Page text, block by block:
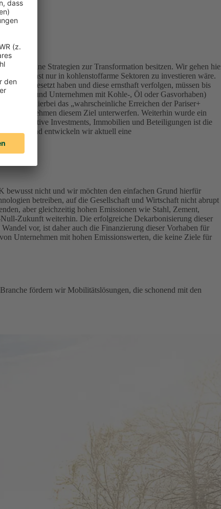
die keine Strategien zur Transformation besitzen. Wir gehen
sonst nur in kohlenstoffarme Sektoren zu investieren wäre.
gesetzt haben und diese ernsthaft verfolgen, müssen bis
Energy und Unternehmen mit Kohle-, Öl oder Gasvorhaben)
– ist hierbei das „wahrscheinliche Erreichen der Pariser+
Unternehmen diesem Ziel unterwerfen. Weiterhin wurde ein
Alternative Investments, Immobilien und Beteiligungen ist die
entwickeln wir aktuell eine
bewusst nicht und wir möchten den einfachen Grund hierfür
betreiben, auf die Gesellschaft und Wirtschaft nicht abrupt
aber gleichzeitig hohen Emissionen wie Stahl, Zement,
Zukunft weiterhin. Die erfolgreiche Dekarbonisierung dieser
vor, ist daher auch die Finanzierung dieser Vorhaben für
Unternehmen mit hohen Emissionswerten, die keine Ziele für
fördern wir Mobilitätslösungen, die schonend mit den